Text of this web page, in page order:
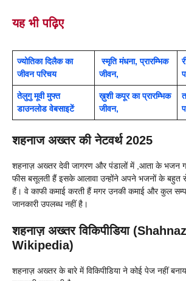
यह भी पढ़िए
ज्योतिका दिलैक का
जीवन परिचय
स्मृति मंधना, प्रारम्भिक
जीवन,
तेलुगु मूवी मुफ्त
डाउनलोड वेबसाइटें
ख़ुशी कपूर का प्रारम्भिक
जीवन,
शहनाज अख्तर की नेटवर्थ 2025
शहनाज़ अख्तर देवी जागरण और पंडालों में ,आता के भजन
फीस बसूलती हैं इसके आलावा उन्होंने अपने भजनों के बहुत से
हैं। वे काफी कमाई करती हैं मगर उनकी कमाई और कुल
जानकारी उपलब्ध नहीं है।
शहनाज़ अख्तर विकिपीडिया
Wikipedia)
शहनाज़ अख्तर के बारे में विकिपीडिया ने कोई पेज नहीं